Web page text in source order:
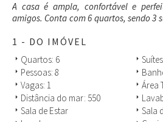
A casa é ampla, confortável e
amigos. Conta com 6 quartos, sendo 3
(conferir o valor - site apenas ate 16)
Divirta-se com seu grupo em uma
equipada com mesa de sinuca
(tênis de mesa), pebolim, fliperama
jogo de dardos – entretenimento
A área social possui ambientes
1 - DO IMÓVEL
arrow_right Quartos: 6 arrow_right
arrow_right Pessoas: 8 arrow_right
arrow_right Vagas: 1 arrow_right Área
arrow_right Distância do mar: 550 arrow_right
arrow_right Sala de Estar arrow_right Sala